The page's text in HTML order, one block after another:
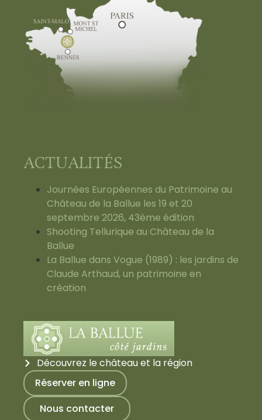
ACTUALITÉS
Journées Européennes du Patrimoine au
Château de la Ballue les 19 et 20
septembre 2026, 43ème édition
Shooting Tellurique au Château de la
Ballue
La Ballue dans Vogue (1989) : les jardins de
Claude Arthaud, un patrimoine en
création
Découvrez le château et la région
Réserver en ligne
Nous contacter